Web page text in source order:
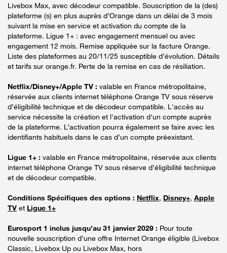
Livebox Max, avec décodeur compatible. Souscription de la (des)
plateforme (s) en plus auprès d’Orange dans un délai de 3 mois
suivant la mise en service et activation du compte de la
plateforme. Ligue 1+ : avec engagement mensuel ou avec
engagement 12 mois. Remise appliquée sur la facture Orange.
Liste des plateformes au 20/11/25 susceptible d’évolution. Détails
et tarifs sur orange.fr. Perte de la remise en cas de résiliation.
Netflix/Disney+/Apple TV : valable en France métropolitaine,
réservée aux clients internet téléphone Orange TV sous réserve
d’éligibilité technique et de décodeur compatible. L'accès au
service nécessite la création et l'activation d'un compte auprès
de la plateforme. L’activation pourra également se faire avec les
identifiants habituels dans le cas d’un compte préexistant.
Ligue 1+ : valable en France métropolitaine, réservée aux clients
internet téléphone Orange TV sous réserve d’éligibilité technique
et de décodeur compatible.
Conditions Spécifiques des options : Netflix, Disney+, Apple
TV et Ligue 1+
Eurosport 1 inclus jusqu’au 31 janvier 2029 : Pour toute
nouvelle souscription d’une offre Internet Orange éligible (Livebox
Classic, Livebox Up ou Livebox Max, hors